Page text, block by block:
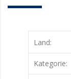
Land:
Kategorie: